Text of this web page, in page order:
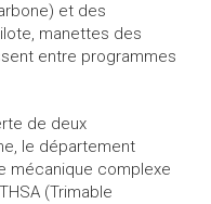
et des
manettes des
entre programmes
de deux
le département
mécanique complexe
(Trimable